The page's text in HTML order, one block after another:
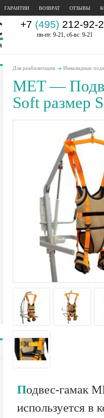
ГАРАНТИИ ВОЗВРАТ ОТЗЫВЫ
+7 (495) 212-92-
пн-пт: 9-21, сб-вс: 9-21
Для реабилитации Инвалидные
MET —
Soft размер S
Подвес-гамак MET RN-100 – это специализированное устройство, которое
используется в